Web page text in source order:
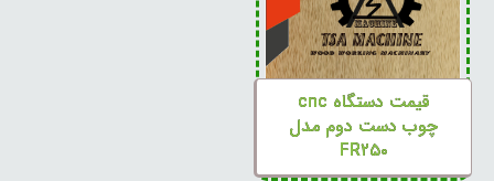
قیمت دستگاه cnc
چوب دست دوم مدل
FR۲۵۰